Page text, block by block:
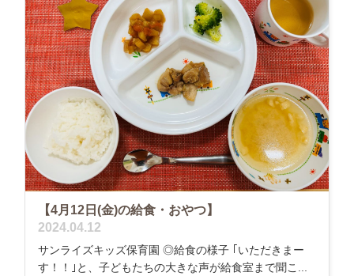
【4月12日(金)の給食・おやつ】
2024.04.12
サンライズキッズ保育園 ◎給食の様子 ｢いただきまー
す！！｣と、子どもたちの大きな声が給食室まで聞こ...